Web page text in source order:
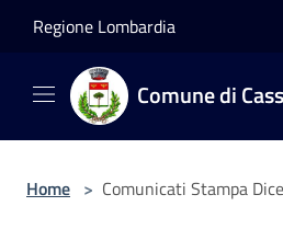
Regione Lombardia
Comune di
Home > Comunicati Stampa